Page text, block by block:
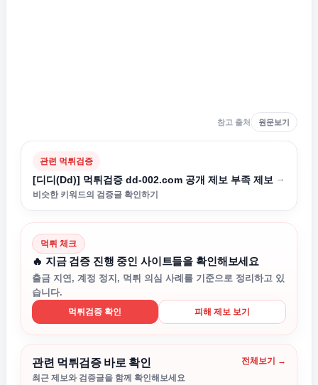
참고 출처 원문보기
관련 먹튀검증
[디디(Dd)] 먹튀검증 dd-002.com 공개 제보 부족 제보
비슷한 키워드의 검증글 확인하기
→
먹튀 체크
🔥 지금 검증 진행 중인 사이트들을 확인해보세요
출금 지연, 계정 정지, 먹튀 의심 사례를 기준으로 정리하고 있
습니다.
먹튀검증 확인 피해 제보 보기
관련 먹튀검증 바로 확인
최근 제보와 검증글을 함께 확인해보세요
전체보기 →